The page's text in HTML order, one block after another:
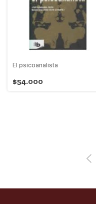
El psicoanalista
$54.000